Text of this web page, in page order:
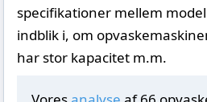
specifikationer mellem
indblik i, om
har stor kapacitet m.m.